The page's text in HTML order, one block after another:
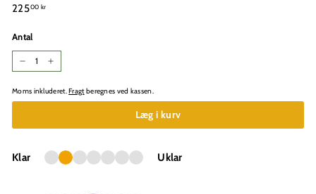
Normalpris
22500 kr225,00
Antal
Moms inkluderet.Fragtberegnes ved kassen.
Læg i kurv
Klar Uklar